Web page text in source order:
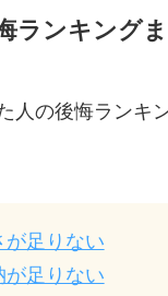
ランキング
人の後悔ランキ
足りない
足りない